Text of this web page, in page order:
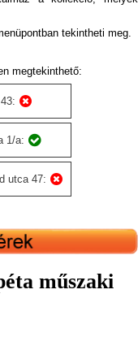
tekintheti meg.
megtekinthető:
1/a:
utca 47:
műszaki